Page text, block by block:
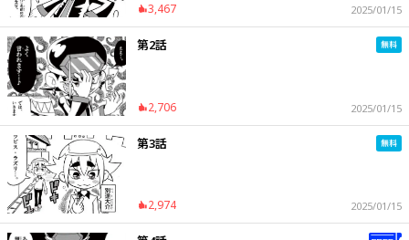
3,467 2025/01/15
第2話
2,706 2025/01/15
第3話
2,974 2025/01/15